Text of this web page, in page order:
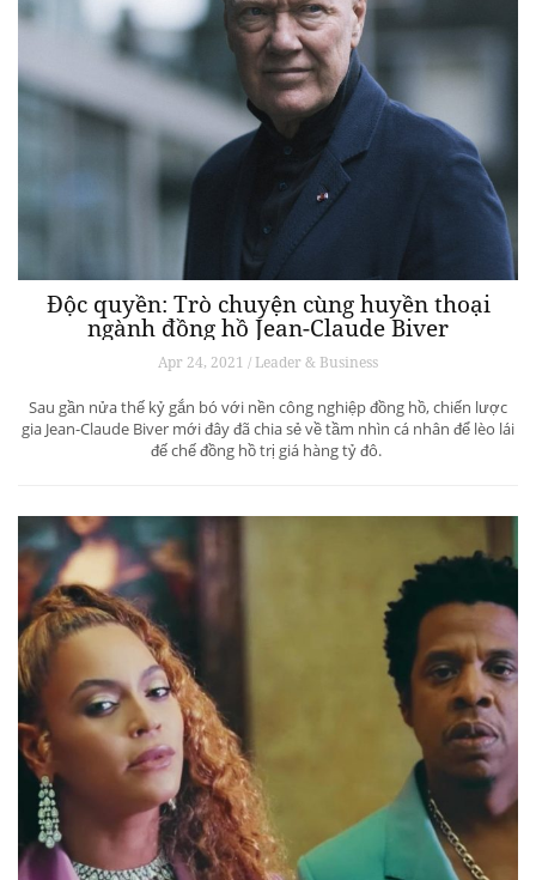
Độc quyền: Trò chuyện cùng huyền thoại
ngành đồng hồ Jean-Claude Biver
Apr 24, 2021 / Leader & Business
Sau gần nửa thế kỷ gắn bó với nền công nghiệp đồng hồ, chiến lược
gia Jean-Claude Biver mới đây đã chia sẻ về tầm nhìn cá nhân để lèo lái
đế chế đồng hồ trị giá hàng tỷ đô.